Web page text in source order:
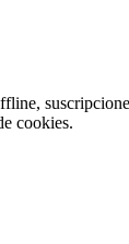
cookies.